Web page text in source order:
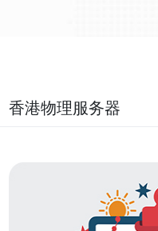
香港物理服务器